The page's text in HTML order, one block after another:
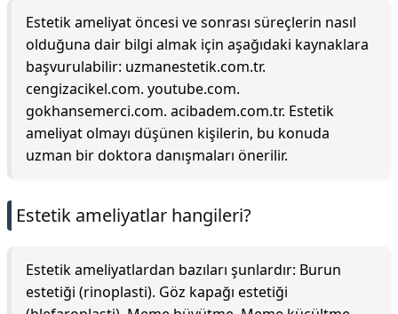
Estetik ameliyat öncesi ve sonrası süreçlerin nasıl
olduğuna dair bilgi almak için aşağıdaki kaynaklara
başvurulabilir: uzmanestetik.com.tr.
cengizacikel.com. youtube.com.
gokhansemerci.com. acibadem.com.tr. Estetik
ameliyat olmayı düşünen kişilerin, bu konuda
uzman bir doktora danışmaları önerilir.
Estetik ameliyatlar hangileri?
Estetik ameliyatlardan bazıları şunlardır: Burun
estetiği (rinoplasti). Göz kapağı estetiği